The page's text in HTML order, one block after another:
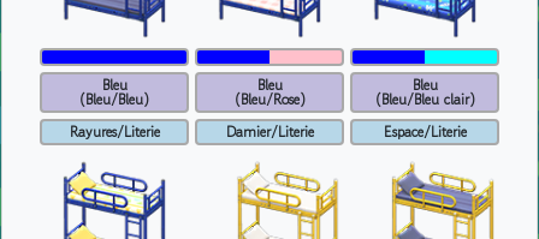
Bleu
(Bleu/Bleu)
Rayures/Literie
Bleu
(Bleu/Rose)
Damier/Literie
Bleu
(Bleu/Bleu clair)
Espace/Literie